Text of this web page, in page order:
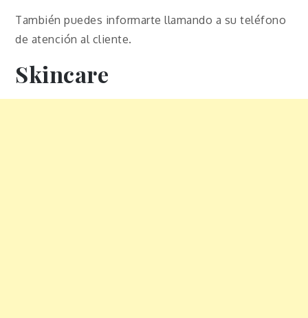
También puedes informarte llamando a su teléfono
de atención al cliente.
Skincare